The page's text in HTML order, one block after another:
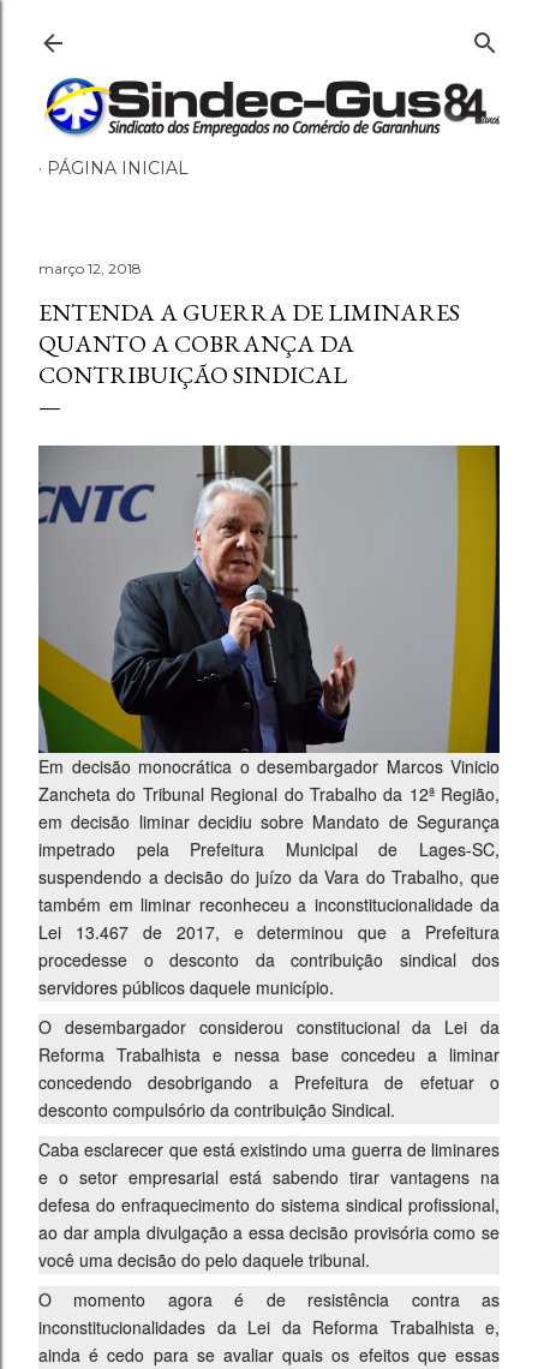
PÁGINA INICIAL
março 12, 2018
ENTENDA A GUERRA DE LIMINARES
QUANTO A COBRANÇA DA
CONTRIBUIÇÃO SINDICAL
Em decisão monocrática o desembargador Marcos Vinicio
Zancheta do Tribunal Regional do Trabalho da 12ª Região,
em decisão liminar decidiu sobre Mandato de Segurança
impetrado pela Prefeitura Municipal de Lages-SC,
suspendendo a decisão do juízo da Vara do Trabalho, que
também em liminar reconheceu a inconstitucionalidade da
Lei 13.467 de 2017, e determinou que a Prefeitura
procedesse o desconto da contribuição sindical dos
servidores públicos daquele município.
O desembargador considerou constitucional da Lei da
Reforma Trabalhista e nessa base concedeu a liminar
concedendo desobrigando a Prefeitura de efetuar o
desconto compulsório da contribuição Sindical.
Caba esclarecer que está existindo uma guerra de liminares
e o setor empresarial está sabendo tirar vantagens na
defesa do enfraquecimento do sistema sindical profissional,
ao dar ampla divulgação a essa decisão provisória como se
você uma decisão do pelo daquele tribunal.
O momento agora é de resistência contra as
inconstitucionalidades da Lei da Reforma Trabalhista e,
ainda é cedo para se avaliar quais os efeitos que essas